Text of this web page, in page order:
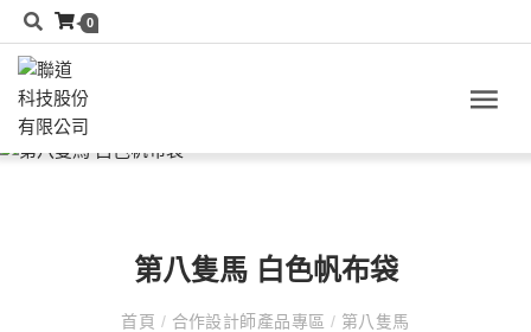
0
第八隻馬 白色帆布袋
首頁 / 合作設計師產品專區/ 第八隻馬